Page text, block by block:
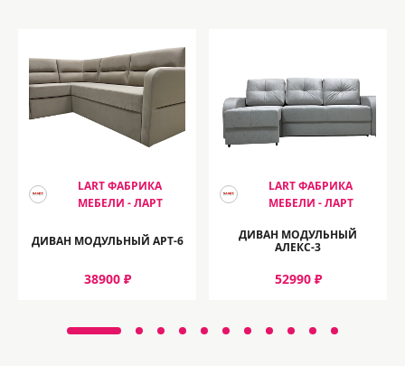
LART ФАБРИКА
МЕБЕЛИ - ЛАРТ
ДИВАН МОДУЛЬНЫЙ АРТ-6
38900 ₽
LART ФАБРИКА
МЕБЕЛИ - ЛАРТ
ДИВАН МОДУЛЬНЫЙ
АЛЕКС-3
52990 ₽